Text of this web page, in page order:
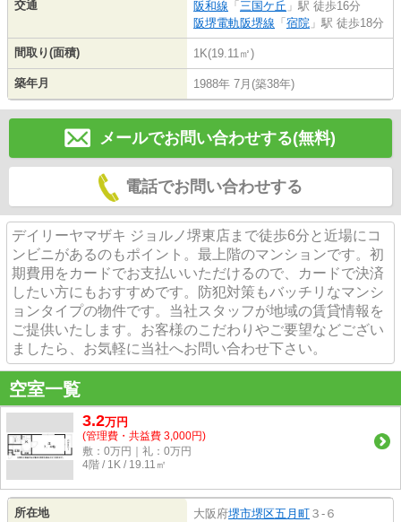
交通
阪和線 「 三国ケ丘 」駅 徒歩16分
阪堺電軌阪堺線 「 宿院 」駅 徒歩18分
間取り(面積) 1K(19.11㎡)
築年月 1988年 7月(築38年)
メールでお問い合わせする(無料)
電話でお問い合わせする
デイリーヤマザキ ジョルノ堺東店まで徒歩6分と近場にコ
ンビニがあるのもポイント。最上階のマンションです。初
期費用をカードでお支払いいただけるので、カードで決済
したい方にもおすすめです。防犯対策もバッチリなマンシ
ョンタイプの物件です。当社スタッフが地域の賃貸情報を
ご提供いたします。お客様のこだわりやご要望などござい
ましたら、お気軽に当社へお問い合わせ下さい。
空室一覧
3.2万円
(管理費・共益費 3,000円)
敷：0万円｜礼：0万円
4階 / 1K / 19.11㎡
所在地 大阪府堺市堺区五月町 ３-６